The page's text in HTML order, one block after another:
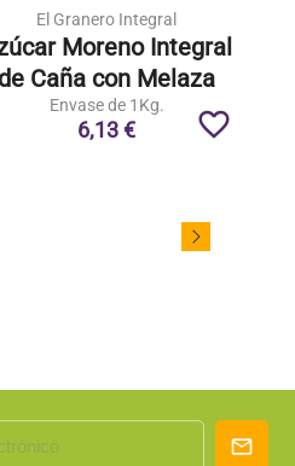
El Granero Integral
Moreno Integral
de Caña con Melaza
Envase de 1Kg.
6,13 € favorite_border